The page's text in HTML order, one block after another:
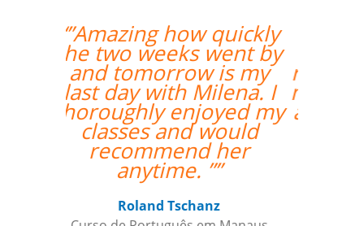
“”Eu tenho somente
postos positivo para
ressaltar a respeito do
meu professor Peter e
a Language Trainers.””
Kjersti Cubberley
Curso de Checo em San Francisco